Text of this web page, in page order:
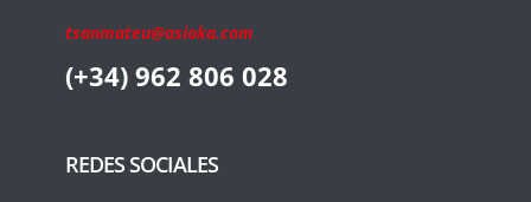
tsanmateu@asioka.com
(+34) 962 806 028
REDES SOCIALES